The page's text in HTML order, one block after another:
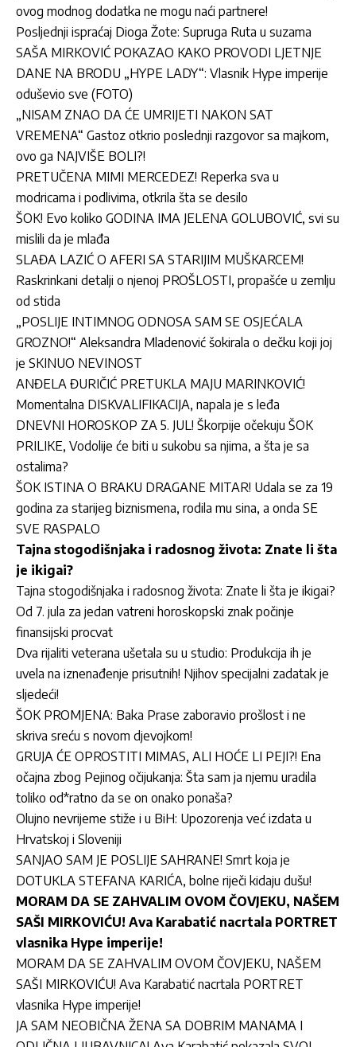
ovog modnog dodatka ne mogu naći partnere!
Posljednji ispraćaj Dioga Žote: Supruga Ruta u suzama
SAŠA MIRKOVIĆ POKAZAO KAKO PROVODI LJETNJE
DANE NA BRODU „HYPE LADY“: Vlasnik Hype imperije
oduševio sve (FOTO)
„NISAM ZNAO DA ĆE UMRIJETI NAKON SAT
VREMENA“ Gastoz otkrio poslednji razgovor sa majkom,
ovo ga NAJVIŠE BOLI?!
PRETUČENA MIMI MERCEDEZ! Reperka sva u
modricama i podlivima, otkrila šta se desilo
ŠOK! Evo koliko GODINA IMA JELENA GOLUBOVIĆ, svi su
mislili da je mlađa
SLAĐA LAZIĆ O AFERI SA STARIJIM MUŠKARCEM!
Raskrinkani detalji o njenoj PROŠLOSTI, propašće u zemlju
od stida
„POSLIJE INTIMNOG ODNOSA SAM SE OSJEĆALA
GROZNO!“ Aleksandra Mladenović šokirala o dečku koji joj
je SKINUO NEVINOST
ANĐELA ĐURIČIĆ PRETUKLA MAJU MARINKOVIĆ!
Momentalna DISKVALIFIKACIJA, napala je s leđa
DNEVNI HOROSKOP ZA 5. JUL! Škorpije očekuju ŠOK
PRILIKE, Vodolije će biti u sukobu sa njima, a šta je sa
ostalima?
ŠOK ISTINA O BRAKU DRAGANE MITAR! Udala se za 19
godina za starijeg biznismena, rodila mu sina, a onda SE
SVE RASPALO
Tajna stogodišnjaka i radosnog života: Znate li šta
je ikigai?
Tajna stogodišnjaka i radosnog života: Znate li šta je ikigai?
Od 7. jula za jedan vatreni horoskopski znak počinje
finansijski procvat
Dva rijaliti veterana ušetala su u studio: Produkcija ih je
uvela na iznenađenje prisutnih! Njihov specijalni zadatak je
sljedeći!
ŠOK PROMJENA: Baka Prase zaboravio prošlost i ne
skriva sreću s novom djevojkom!
GRUJA ĆE OPROSTITI MIMAS, ALI HOĆE LI PEJI?! Ena
očajna zbog Pejinog očijukanja: Šta sam ja njemu uradila
toliko od*ratno da se on onako ponaša?
Olujno nevrijeme stiže i u BiH: Upozorenja već izdata u
Hrvatskoj i Sloveniji
SANJAO SAM JE POSLIJE SAHRANE! Smrt koja je
DOTUKLA STEFANA KARIĆA, bolne riječi kidaju dušu!
MORAM DA SE ZAHVALIM OVOM ČOVJEKU, NAŠEM
SAŠI MIRKOVIĆU! Ava Karabatić nacrtala PORTRET
vlasnika Hype imperije!
MORAM DA SE ZAHVALIM OVOM ČOVJEKU, NAŠEM
SAŠI MIRKOVIĆU! Ava Karabatić nacrtala PORTRET
vlasnika Hype imperije!
JA SAM NEOBIČNA ŽENA SA DOBRIM MANAMA I